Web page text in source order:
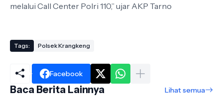
melalui Call Center Polri 110,” ujar AKP Tarno
Tags: Polsek Krangkeng
Facebook
Baca Berita Lainnya Lihat semua